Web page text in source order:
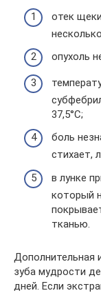
отек
опухоль
37,5°С;
боль
стихает,
в лунке
который
тканью.
Дополнительная
зуба мудрости
дней. Если